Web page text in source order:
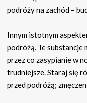
podróży na zachód –
Innym istotnym
podróżą. Te substancje
przez co zasypianie w
trudniejsze. Staraj się
przed podróżą;